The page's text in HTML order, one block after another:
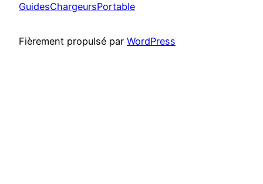
GuidesChargeursPortable
Fièrement propulsé par WordPress